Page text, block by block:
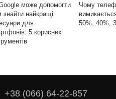
може допомогти
знайти найкращі
для
5 корисних
Чому
50%, 40%,
+38 (066) 64-22-857